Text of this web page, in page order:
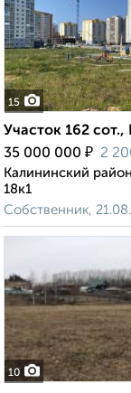
15
Участок 162
35 000 000 ₽ 2
Калининский
18к1
Собственник,
10